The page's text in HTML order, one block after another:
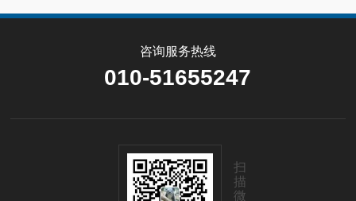
咨询服务热线
010-51655247
扫
描
微